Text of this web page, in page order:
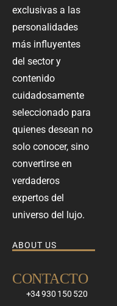
exclusivas a las
personalidades
más influyentes
del sector y
contenido
cuidadosamente
seleccionado para
quienes desean no
solo conocer, sino
convertirse en
verdaderos
expertos del
universo del lujo.
ABOUT US
CONTACTO
+34 930 150 520